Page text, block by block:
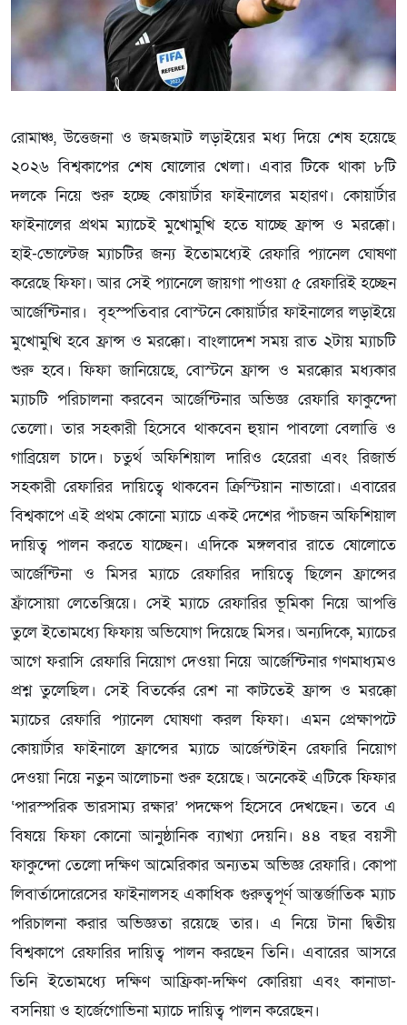
রোমাঞ্চ, উত্তেজনা ও জমজমাট লড়াইয়ের মধ্য দিয়ে শেষ হয়েছে
২০২৬ বিশ্বকাপের শেষ ষোলোর খেলা। এবার টিকে থাকা ৮টি
দলকে নিয়ে শুরু হচ্ছে কোয়ার্টার ফাইনালের মহারণ। কোয়ার্টার
ফাইনালের প্রথম ম্যাচেই মুখোমুখি হতে যাচ্ছে ফ্রান্স ও মরক্কো।
হাই-ভোল্টেজ ম্যাচটির জন্য ইতোমধ্যেই রেফারি প্যানেল ঘোষণা
করেছে ফিফা। আর সেই প্যানেলে জায়গা পাওয়া ৫ রেফারিই হচ্ছেন
আর্জেন্টিনার। বৃহস্পতিবার বোস্টনে কোয়ার্টার ফাইনালের লড়াইয়ে
মুখোমুখি হবে ফ্রান্স ও মরক্কো। বাংলাদেশ সময় রাত ২টায় ম্যাচটি
শুরু হবে। ফিফা জানিয়েছে, বোস্টনে ফ্রান্স ও মরক্কোর মধ্যকার
ম্যাচটি পরিচালনা করবেন আর্জেন্টিনার অভিজ্ঞ রেফারি ফাকুন্দো
তেলো। তার সহকারী হিসেবে থাকবেন হুয়ান পাবলো বেলাত্তি ও
গাব্রিয়েল চাদে। চতুর্থ অফিশিয়াল দারিও হেরেরা এবং রিজার্ভ
সহকারী রেফারির দায়িত্বে থাকবেন ক্রিস্টিয়ান নাভারো। এবারের
বিশ্বকাপে এই প্রথম কোনো ম্যাচে একই দেশের পাঁচজন অফিশিয়াল
দায়িত্ব পালন করতে যাচ্ছেন। এদিকে মঙ্গলবার রাতে ষোলোতে
আর্জেন্টিনা ও মিসর ম্যাচে রেফারির দায়িত্বে ছিলেন ফ্রান্সের
ফ্রাঁসোয়া লেতেক্সিয়ে। সেই ম্যাচে রেফারির ভূমিকা নিয়ে আপত্তি
তুলে ইতোমধ্যে ফিফায় অভিযোগ দিয়েছে মিসর। অন্যদিকে, ম্যাচের
আগে ফরাসি রেফারি নিয়োগ দেওয়া নিয়ে আর্জেন্টিনার গণমাধ্যমও
প্রশ্ন তুলেছিল। সেই বিতর্কের রেশ না কাটতেই ফ্রান্স ও মরক্কো
ম্যাচের রেফারি প্যানেল ঘোষণা করল ফিফা। এমন প্রেক্ষাপটে
কোয়ার্টার ফাইনালে ফ্রান্সের ম্যাচে আর্জেন্টাইন রেফারি নিয়োগ
দেওয়া নিয়ে নতুন আলোচনা শুরু হয়েছে। অনেকেই এটিকে ফিফার
‘পারস্পরিক ভারসাম্য রক্ষার’ পদক্ষেপ হিসেবে দেখছেন। তবে এ
বিষয়ে ফিফা কোনো আনুষ্ঠানিক ব্যাখ্যা দেয়নি। ৪৪ বছর বয়সী
ফাকুন্দো তেলো দক্ষিণ আমেরিকার অন্যতম অভিজ্ঞ রেফারি। কোপা
লিবার্তাদোরেসের ফাইনালসহ একাধিক গুরুত্বপূর্ণ আন্তর্জাতিক ম্যাচ
পরিচালনা করার অভিজ্ঞতা রয়েছে তার। এ নিয়ে টানা দ্বিতীয়
বিশ্বকাপে রেফারির দায়িত্ব পালন করছেন তিনি। এবারের আসরে
তিনি ইতোমধ্যে দক্ষিণ আফ্রিকা-দক্ষিণ কোরিয়া এবং কানাডা-
বসনিয়া ও হার্জেগোভিনা ম্যাচে দায়িত্ব পালন করেছেন।